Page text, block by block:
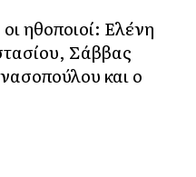
ηθοποιοί: Ελένη
Σάββας
και ο